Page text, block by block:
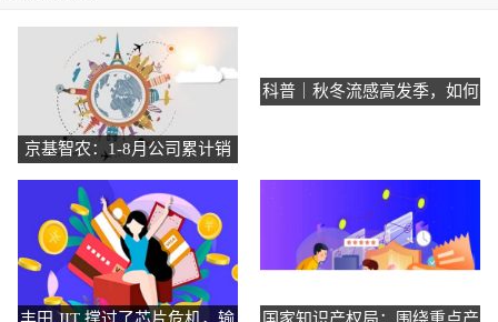
京基智农：1-8月公司累计销
售生猪收入17.64亿元
科普｜秋冬流感高发季，如何